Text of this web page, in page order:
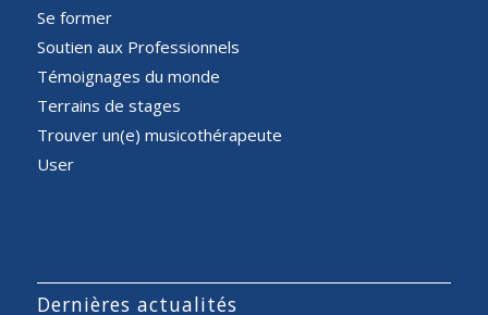
Se former
Soutien aux Professionnels
Témoignages du monde
Terrains de stages
Trouver un(e) musicothérapeute
User
Dernières actualités